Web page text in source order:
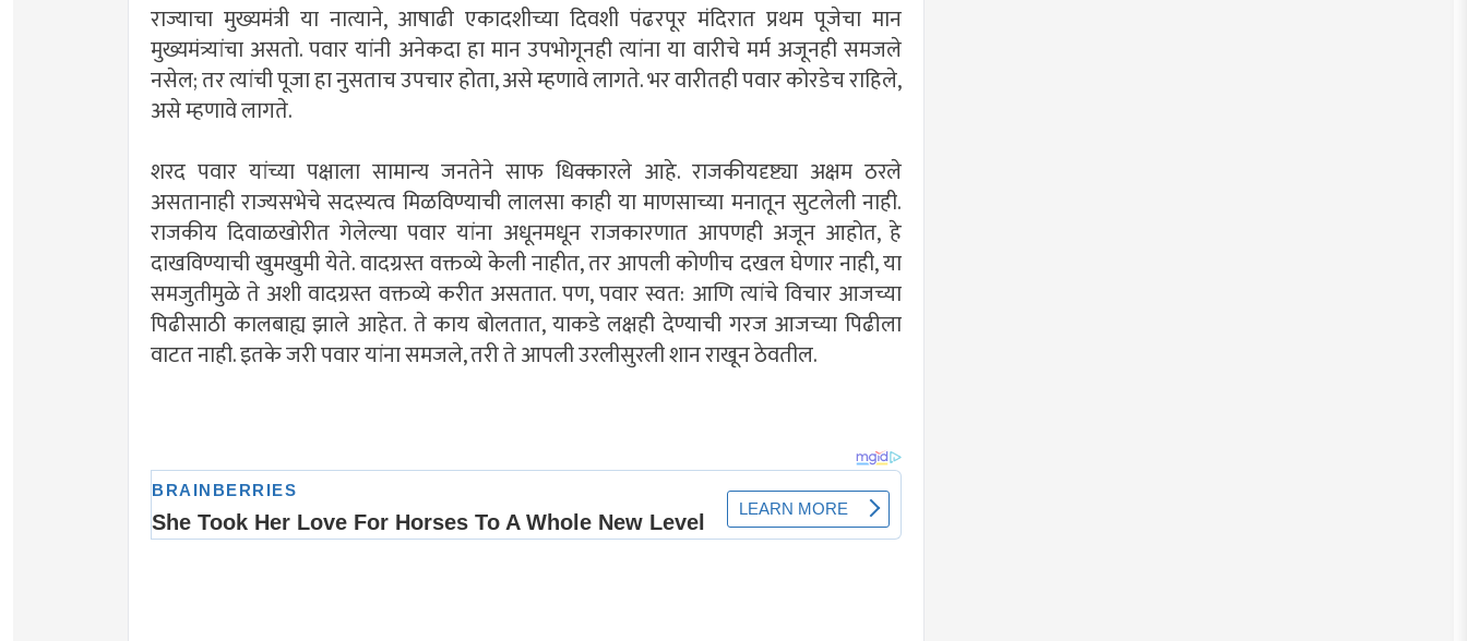
राज्याचा मुख्यमंत्री या नात्याने, आषाढी एकादशीच्या दिवशी पंढरपूर मंदिरात प्रथम पूजेचा मान
मुख्यमंत्र्यांचा असतो. पवार यांनी अनेकदा हा मान उपभोगूनही त्यांना या वारीचे मर्म अजूनही समजले
नसेल; तर त्यांची पूजा हा नुसताच उपचार होता, असे म्हणावे लागते. भर वारीतही पवार कोरडेच राहिले,
असे म्हणावे लागते.
शरद पवार यांच्या पक्षाला सामान्य जनतेने साफ धिक्कारले आहे. राजकीयदृष्ट्या अक्षम ठरले
असतानाही राज्यसभेचे सदस्यत्व मिळविण्याची लालसा काही या माणसाच्या मनातून सुटलेली नाही.
राजकीय दिवाळखोरीत गेलेल्या पवार यांना अधूनमधून राजकारणात आपणही अजून आहोत, हे
दाखविण्याची खुमखुमी येते. वादग्रस्त वक्तव्ये केली नाहीत, तर आपली कोणीच दखल घेणार नाही, या
समजुतीमुळे ते अशी वादग्रस्त वक्तव्ये करीत असतात. पण, पवार स्वत: आणि त्यांचे विचार आजच्या
पिढीसाठी कालबाह्य झाले आहेत. ते काय बोलतात, याकडे लक्षही देण्याची गरज आजच्या पिढीला
वाटत नाही. इतके जरी पवार यांना समजले, तरी ते आपली उरलीसुरली शान राखून ठेवतील.